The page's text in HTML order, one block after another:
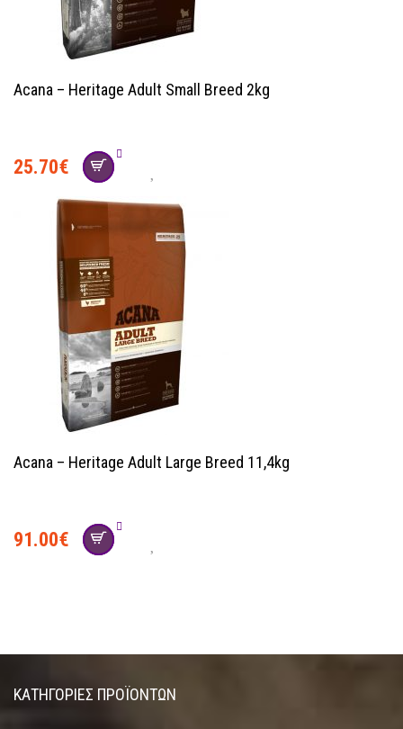
Acana – Heritage Adult Small Breed 2kg
25.70€
Acana – Heritage Adult Large Breed 11,4kg
91.00€
ΚΑΤΗΓΟΡΊΕΣ ΠΡΟΪΌΝΤΩΝ